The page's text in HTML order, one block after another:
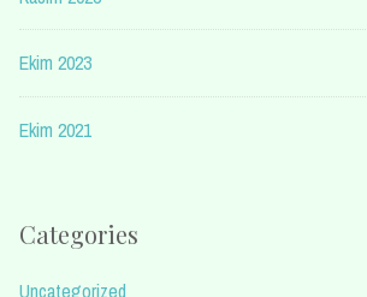
Ekim 2023
Ekim 2021
Categories
Uncategorized